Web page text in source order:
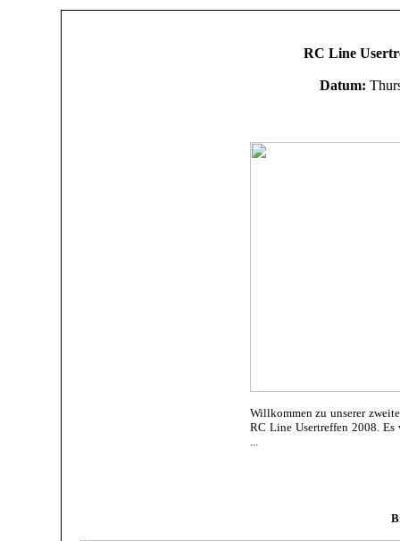
RC Line
Datum:
Willkommen zu unserer
RC Line Usertreffen 2008.
...